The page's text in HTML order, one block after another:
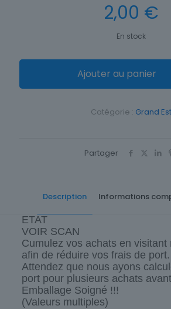
2,00 €
En stock
Ajouter au panier
Catégorie : Grand Est
Partager
Description Informations
ETAT
VOIR SCAN
Cumulez vos achats en visitant
afin de réduire vos frais de port.
Attendez que nous ayons
port pour plusieurs achats
Emballage Soigné !!!
(Valeurs multiples)